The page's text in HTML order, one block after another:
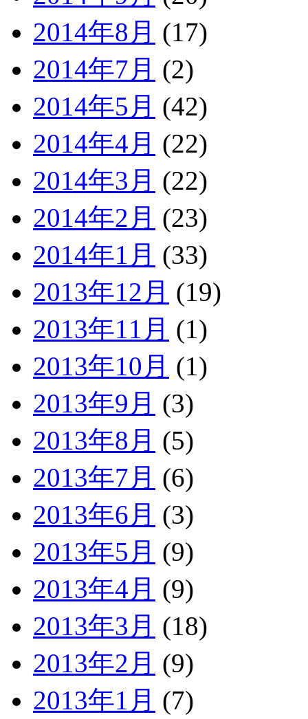
2014年8月 (17)
2014年7月 (2)
2014年5月 (42)
2014年4月 (22)
2014年3月 (22)
2014年2月 (23)
2014年1月 (33)
2013年12月 (19)
2013年11月 (1)
2013年10月 (1)
2013年9月 (3)
2013年8月 (5)
2013年7月 (6)
2013年6月 (3)
2013年5月 (9)
2013年4月 (9)
2013年3月 (18)
2013年2月 (9)
2013年1月 (7)